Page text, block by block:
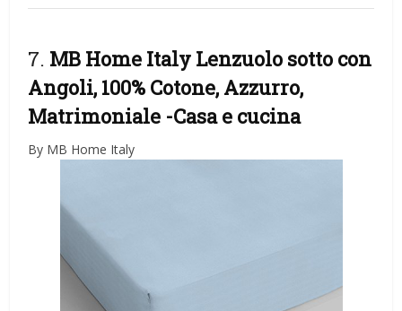
7. MB Home Italy Lenzuolo sotto con
Angoli, 100% Cotone, Azzurro,
Matrimoniale -Casa e cucina
By MB Home Italy